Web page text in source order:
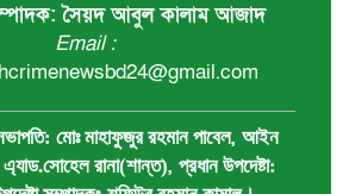
সৈয়দ আবুল কালাম আজাদ
Email :
মোঃ মাহাফুজুর রহমান পাবেল, আইন
রানা(শান্ত), প্রধান ‍উপদেষ্টা: